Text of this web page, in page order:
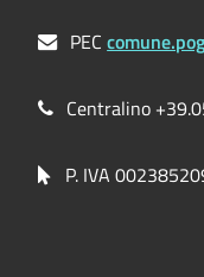
PEC
Centralino
P. IVA